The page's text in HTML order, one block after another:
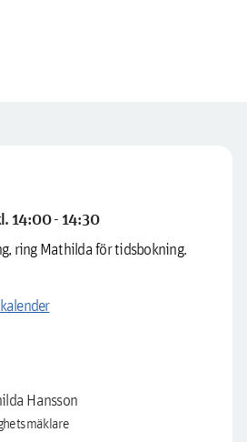
14:00 - 14:30
ring Mathilda för tidsbokning.
Hansson